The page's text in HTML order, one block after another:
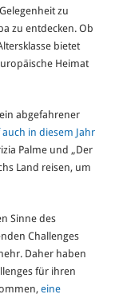
zu
zu entdecken. Ob
bietet
Heimat
abgefahrener
in diesem Jahr
Palme und „Der
Land reisen, um
Sinne des
Challenges
Daher haben
für ihren
eine